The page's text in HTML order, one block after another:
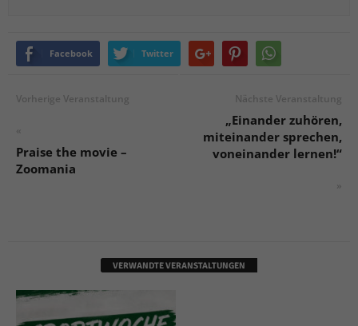
Facebook Twitter
Vorherige Veranstaltung
«
Praise the movie –
Zoomania
Nächste Veranstaltung
„Einander zuhören,
miteinander sprechen,
voneinander lernen!“
»
VERWANDTE VERANSTALTUNGEN